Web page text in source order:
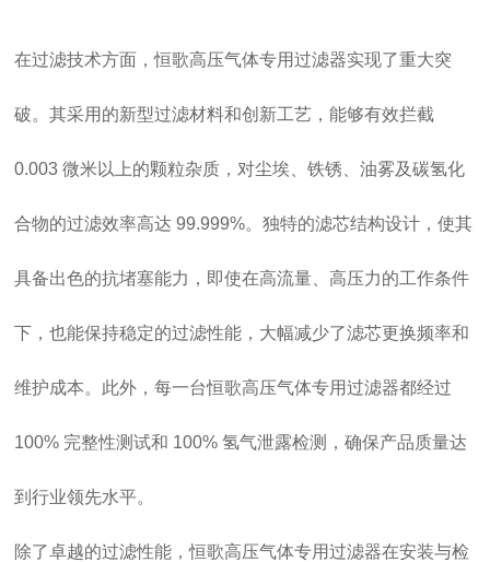
在过滤技术方面，恒歌高压气体专用过滤器实现了重大突
破。其采用的新型过滤材料和创新工艺，能够有效拦截
0.003 微米以上的颗粒杂质，对尘埃、铁锈、油雾及碳氢化
合物的过滤效率高达 99.999%。独特的滤芯结构设计，使其
具备出色的抗堵塞能力，即使在高流量、高压力的工作条件
下，也能保持稳定的过滤性能，大幅减少了滤芯更换频率和
维护成本。此外，每一台恒歌高压气体专用过滤器都经过
100% 完整性测试和 100% 氢气泄露检测，确保产品质量达
到行业领先水平。
除了卓越的过滤性能，恒歌高压气体专用过滤器在安装与检